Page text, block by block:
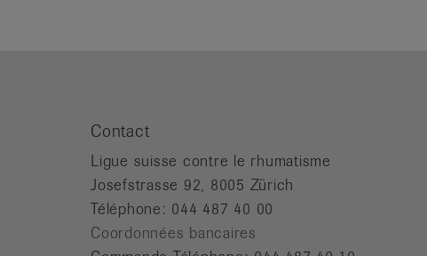
Contact
Ligue suisse contre le rhumatisme
Josefstrasse 92, 8005 Zürich
Téléphone: 044 487 40 00
Coordonnées bancaires